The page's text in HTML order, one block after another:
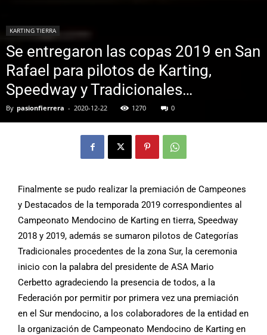
KARTING TIERRA
Se entregaron las copas 2019 en San
Rafael para pilotos de Karting,
Speedway y Tradicionales…
By pasionfierrera - 2020-12-22 1270 0
Finalmente se pudo realizar la premiación de Campeones
y Destacados de la temporada 2019 correspondientes al
Campeonato Mendocino de Karting en tierra, Speedway
2018 y 2019, además se sumaron pilotos de Categorías
Tradicionales procedentes de la zona Sur, la ceremonia
inicio con la palabra del presidente de ASA Mario
Cerbetto agradeciendo la presencia de todos, a la
Federación por permitir por primera vez una premiación
en el Sur mendocino, a los colaboradores de la entidad en
la organización de Campeonato Mendocino de Karting en